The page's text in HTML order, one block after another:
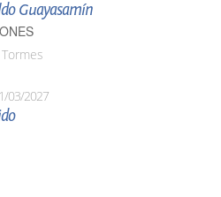
Guayasamín
03/2027